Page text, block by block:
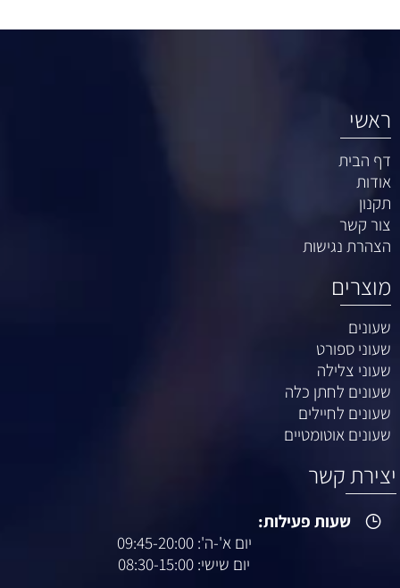
ראשי
דף הבית
אודות
תקנון
צור קשר
הצהרת נגישות
מוצרים
שעונים
שעוני ספורט
שעוני צלילה
שעונים לחתן כלה
שעונים לחיילים
שעונים אוטומטיים
יצירת קשר
שעות פעילות:
יום א'-ה': 09:45-20:00
יום שישי: 08:30-15:00